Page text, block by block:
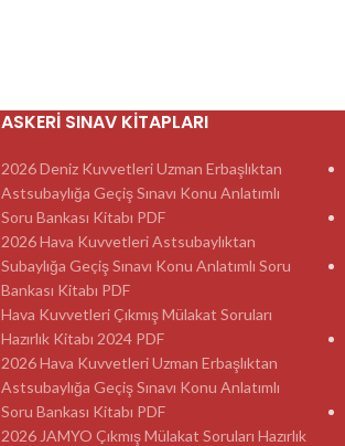
ASKERI SINAV KITAPLARI
2026 Deniz Kuvvetleri Uzman Erbaşlıktan
Astsubaylığa Geçiş Sınavı Konu Anlatımlı
Soru Bankası Kitabı PDF
2026 Hava Kuvvetleri Astsubaylıktan
Subaylığa Geçiş Sınavı Konu Anlatımlı Soru
Bankası Kitabı PDF
Hava Kuvvetleri Çıkmış Mülakat Soruları
Hazırlık Kitabı 2024 PDF
2026 Hava Kuvvetleri Uzman Erbaşlıktan
Astsubaylığa Geçiş Sınavı Konu Anlatımlı
Soru Bankası Kitabı PDF
2026 JAMYO Çıkmış Mülakat Soruları Hazırlık